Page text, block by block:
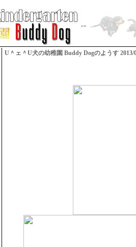
U＾ェ＾U犬の幼稚園 Buddy Dogのようす 2013/